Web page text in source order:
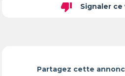
thumb_down Signaler ce
Partagez cette